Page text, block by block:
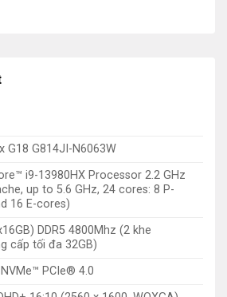
G18 G814JI-N6063W
i9-13980HX Processor 2.2 GHz
up to 5.6 GHz, 24 cores: 8 P-
16 E-cores)
DDR5 4800Mhz (2 khe
cấp tối đa 32GB)
PCIe® 4.0